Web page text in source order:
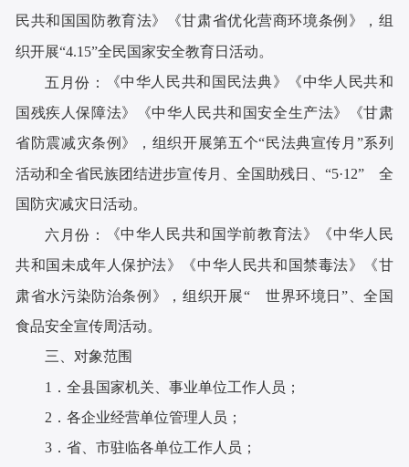
民共和国国防教育法》《甘肃省优化营商环境条例》，组
织开展“4.15”全民国家安全教育日活动。
五 月份： 《中华人民共和国民法典》《中华人民共和
国 残疾人保障法》《中华人民共和国安全生产法》
《甘肃
省防震减灾条例》
， 组织开展第五个“民法典宣传月”系列
活动和全省民族团结进步宣传月、全国助残日、“5·12” 全
国防灾减灾日活动。
六 月份： 《中华人民共和国学前教育法》 《中华人民
共和国未成年人保护法》
《中华人民共和国禁毒法》
《甘
肃省水污染防治条例》
，组织开展“ 世界环境日”、全国
食品安全宣传周活动。
三、对象范围
1．全县国家机关、事业单位工作人员；
2．各企业经营单位管理人员；
3．省、市驻临各单位工作人员；